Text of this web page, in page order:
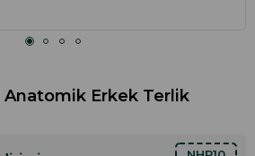
Anatomik Erkek Terlik